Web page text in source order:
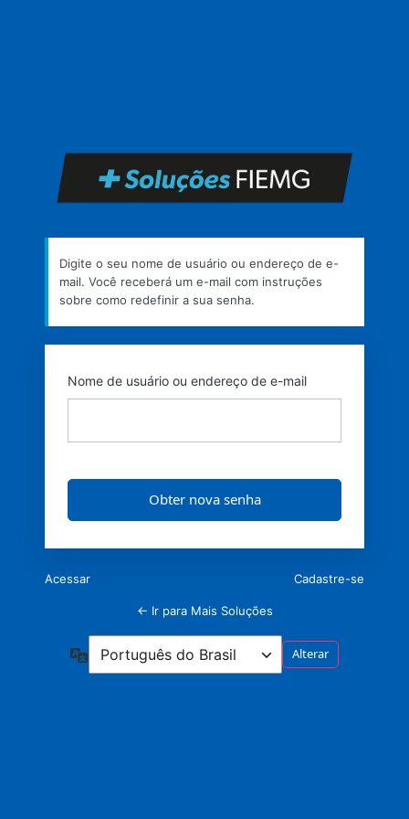
Digite o seu nome de usuário ou endereço de e-
mail. Você receberá um e-mail com instruções
sobre como redefinir a sua senha.
Nome de usuário ou endereço de e-mail
Acessar Cadastre-se
← Ir para Mais Soluções
Idioma